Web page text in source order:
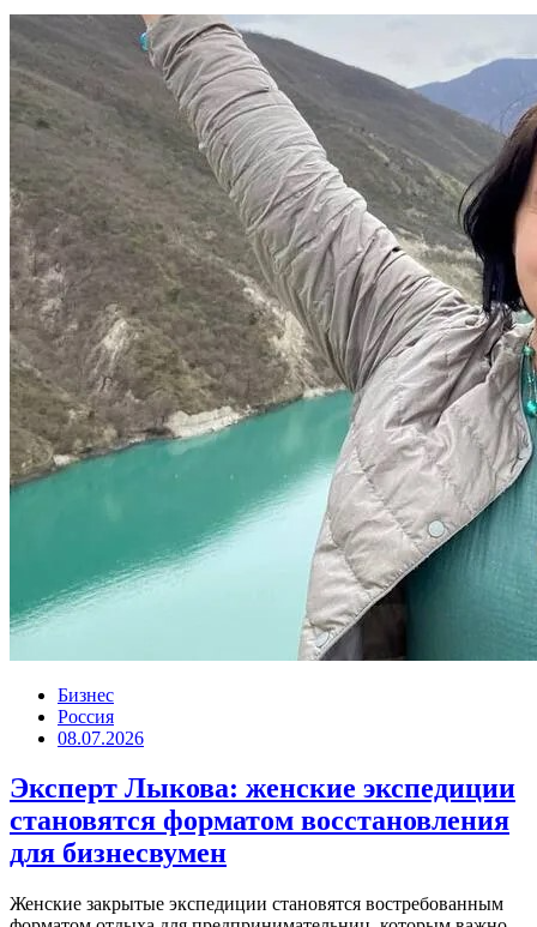
Бизнес
Россия
08.07.2026
Эксперт Лыкова: женские экспедиции
становятся форматом восстановления
для бизнесвумен
Женские закрытые экспедиции становятся востребованным